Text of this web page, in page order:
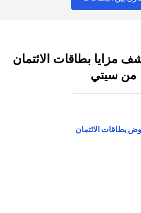
مزايا بطاقات الائتمان
من سيتي
بطاقات الائتمان